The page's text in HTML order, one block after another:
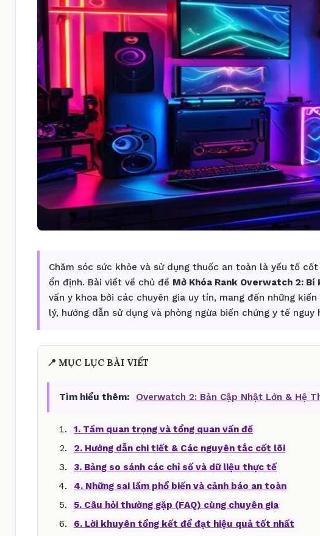
Chăm sóc sức khỏe và sử dụng thuốc an toàn là yếu tố
ổn định. Bài viết về chủ đề Mở Khóa Rank Overwatch 2: Bí
vấn y khoa bởi các chuyên gia uy tín, mang đến những
lý, hướng dẫn sử dụng và phòng ngừa biến chứng y tế nguy
📍 MỤC LỤC BÀI VIẾT
Tìm hiểu thêm: Overwatch 2: Bản Cập Nhật Lớn & Hệ
1. Tầm quan trọng và tổng quan vấn đề
2. Hướng dẫn chi tiết & Các nguyên tắc cốt lõi
3. Bảng so sánh các chỉ số và dữ liệu thực tế
4. Những sai lầm phổ biến và cảnh báo an toàn
5. Câu hỏi thường gặp (FAQ) cùng chuyên gia
6. Lời khuyên tổng kết để đạt hiệu quả tốt nhất